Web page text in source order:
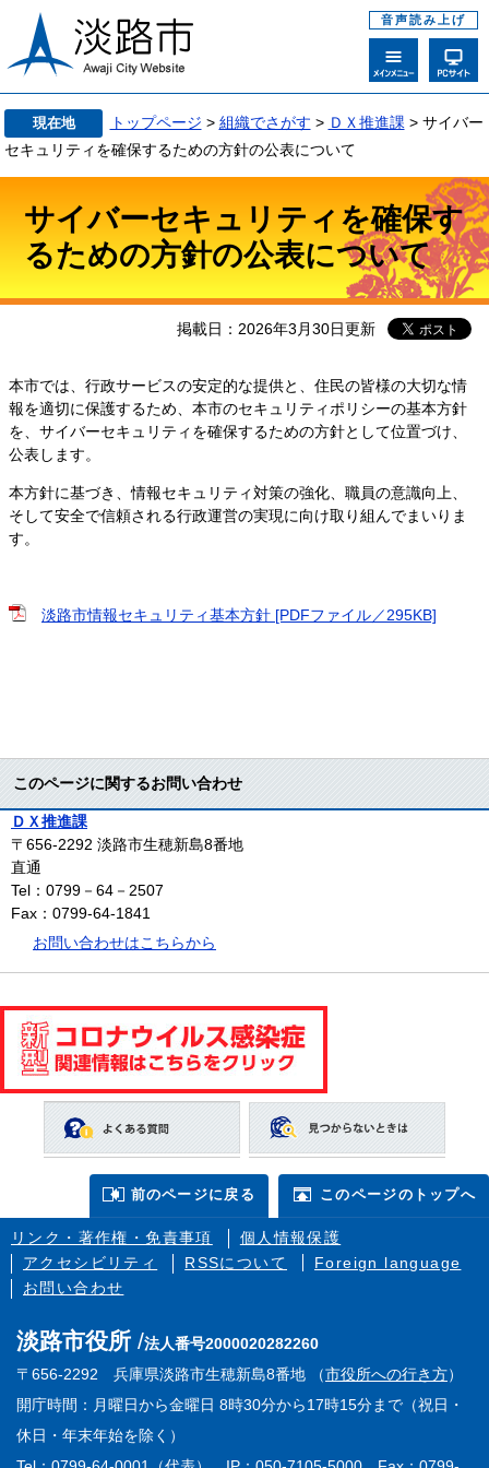
音声読み上げ
現在地 トップページ > 組織でさがす > ＤＸ推進課 > サイバー
セキュリティを確保するための方針の公表について
サイバーセキュリティを確保す
るための方針の公表について
掲載日：2026年3月30日更新
本市では、行政サービスの安定的な提供と、住民の皆様の大切な情
報を適切に保護するため、本市のセキュリティポリシーの基本方針
を、サイバーセキュリティを確保するための方針として位置づけ、
公表します。
本方針に基づき、情報セキュリティ対策の強化、職員の意識向上、
そして安全で信頼される行政運営の実現に向け取り組んでまいりま
す。
淡路市情報セキュリティ基本方針 [PDFファイル／295KB]
このページに関するお問い合わせ
ＤＸ推進課
〒656-2292 淡路市生穂新島8番地
直通
Tel：0799－64－2507
Fax：0799-64-1841
お問い合わせはこちらから
前のページに戻る このページのトップへ
リンク・著作権・免責事項
個人情報保護
アクセシビリティ
RSSについて
Foreign language
お問い合わせ
淡路市役所
法人番号2000020282260
〒656-2292 兵庫県淡路市生穂新島8番地 （市役所への行き方）
開庁時間：月曜日から金曜日 8時30分から17時15分まで（祝日・
休日・年末年始を除く）